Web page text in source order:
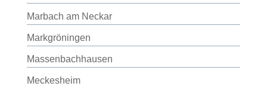
Marbach am Neckar
Markgröningen
Massenbachhausen
Meckesheim